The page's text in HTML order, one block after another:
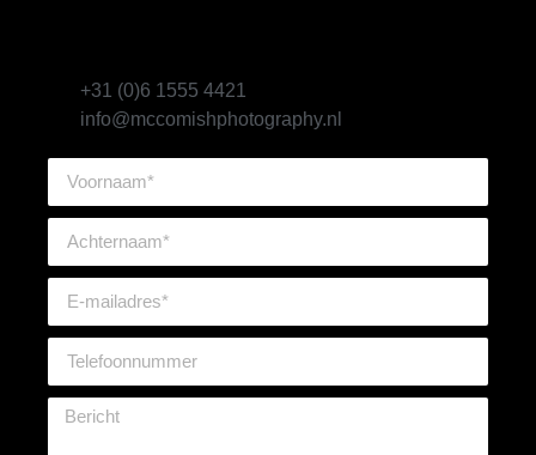
+31 (0)6 1555 4421
info@mccomishphotography.nl